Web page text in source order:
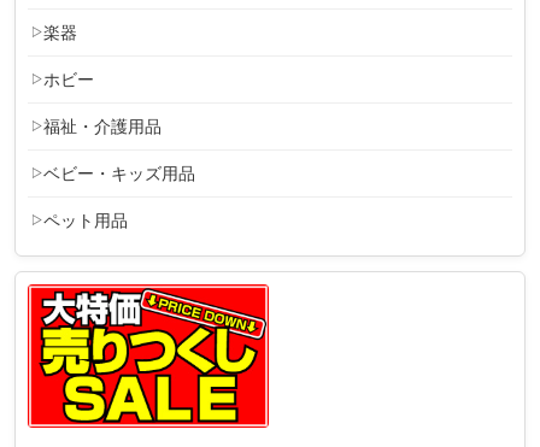
楽器
ホビー
福祉・介護用品
ベビー・キッズ用品
ペット用品